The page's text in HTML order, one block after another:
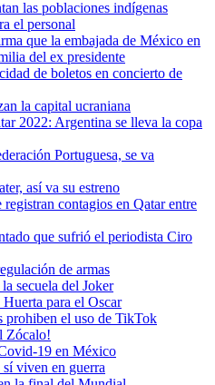
las poblaciones indígenas
el personal
que la embajada de México en
del ex presidente
de boletos en concierto de
la capital ucraniana
2022: Argentina se lleva la copa
Portuguesa, se va
así va su estreno
contagios en Qatar entre
que sufrió el periodista Ciro
de armas
secuela del Joker
para el Oscar
prohiben el uso de TikTok
Zócalo!
19 en México
viven en guerra